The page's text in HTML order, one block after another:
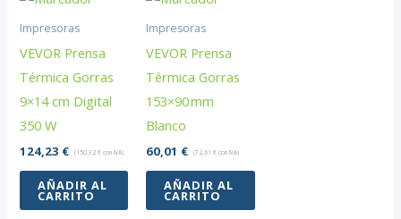
Impresoras
VEVOR Prensa
Térmica Gorras
9×14 cm Digital
350 W
124,23 € (150,32€ con IVA)
AÑADIR AL
CARRITO
Impresoras
VEVOR Prensa
Térmica Gorras
153×90 mm
Blanco
60,01 € (72,61€ con IVA)
AÑADIR AL
CARRITO